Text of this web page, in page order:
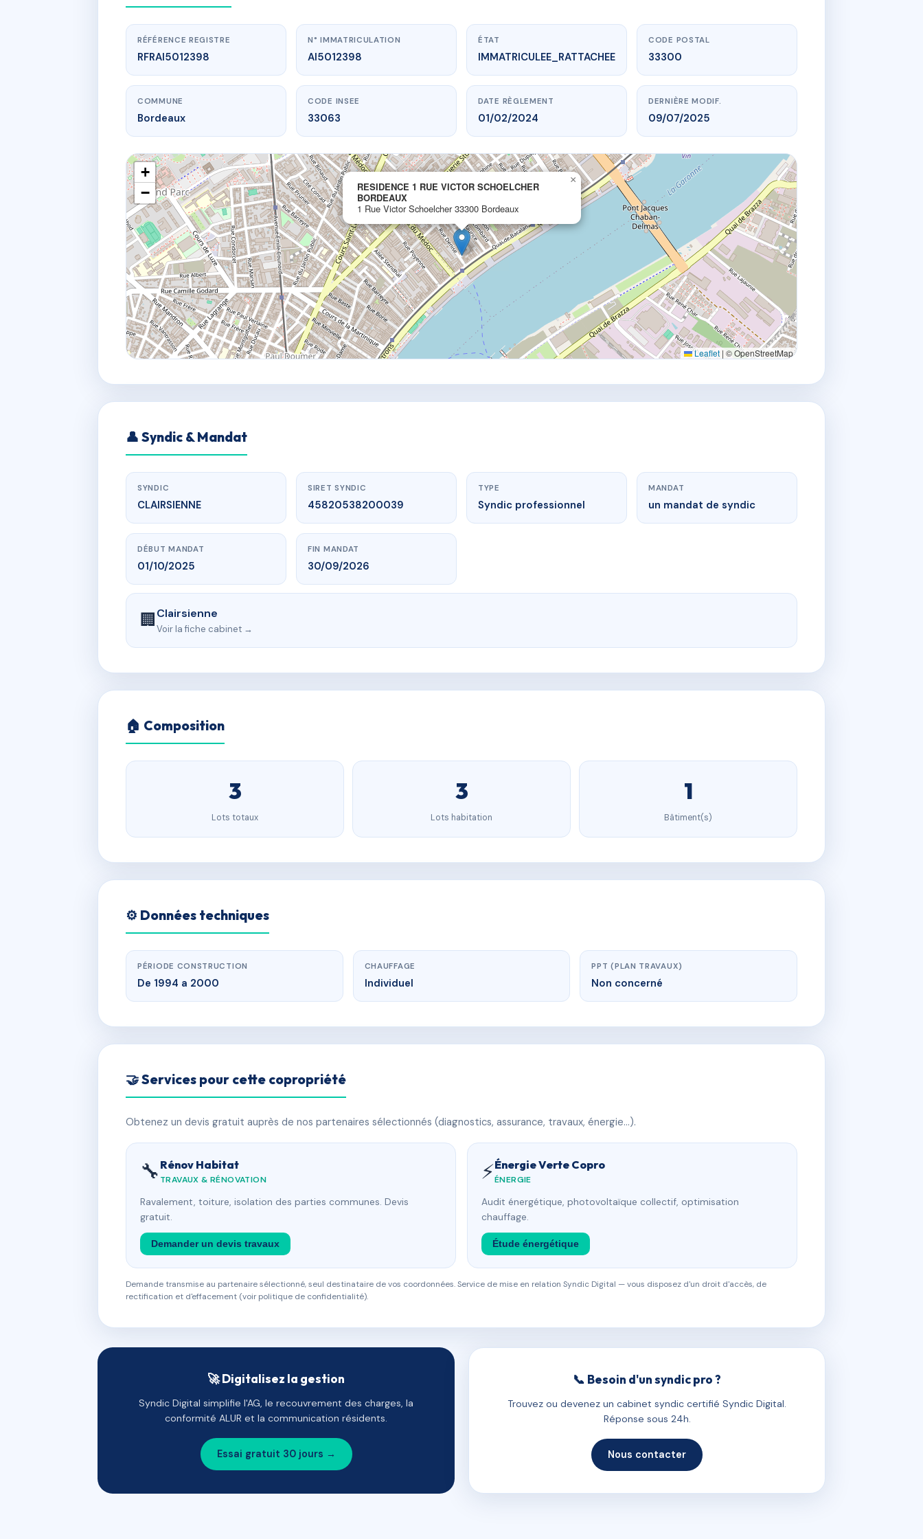
www.vme.plus/AI5012398
RESIDENCE 1 RUE VICTOR SCHOELCHER BORDEAUX
1 Rue Victor Schoelcher33300 Bordeaux
RÉFÉRENCE REGISTRE
RFRAI5012398
N° IMMATRICULATION
AI5012398
ÉTAT
IMMATRICULEE_RATTACHEE
CODE POSTAL
33300
COMMUNE
Bordeaux
CODE INSEE
33063
DATE RÈGLEMENT
01/02/2024
DERNIÈRE MODIF.
09/07/2025
RESIDENCE 1 RUE VICTOR SCHOELCHER
BORDEAUX
1 Rue Victor Schoelcher 33300 Bordeaux
×
+
−
Leaflet | © OpenStreetMap
👤 Syndic & Mandat
SYNDIC
CLAIRSIENNE
SIRET SYNDIC
45820538200039
TYPE
Syndic professionnel
MANDAT
un mandat de syndic
DÉBUT MANDAT
01/10/2025
FIN MANDAT
30/09/2026
🏢Clairsienne
Voir la fiche cabinet →
🏠 Composition
3
Lots totaux
3
Lots habitation
1
Bâtiment(s)
⚙️ Données techniques
PÉRIODE CONSTRUCTION
De 1994 a 2000
CHAUFFAGE
Individuel
PPT (PLAN TRAVAUX)
Non concerné
🤝 Services pour cette copropriété
Obtenez un devis gratuit auprès de nos partenaires sélectionnés (diagnostics, assurance, travaux, énergie…).
🔧 Rénov Habitat
TRAVAUX & RÉNOVATION
Ravalement, toiture, isolation des parties communes. Devis
gratuit.
Demander un devis travaux
⚡Énergie Verte Copro
ÉNERGIE
Audit énergétique, photovoltaïque collectif, optimisation
chauffage.
Étude énergétique
Demande transmise au partenaire sélectionné, seul destinataire de vos coordonnées. Service de mise en relation Syndic Digital — vous disposez d'un droit d'accès, de
rectification et d'effacement (voir politique de confidentialité).
🚀 Digitalisez la gestion
Syndic Digital simplifie l'AG, le recouvrement des charges, la
conformité ALUR et la communication résidents.
Essai gratuit 30 jours →
📞 Besoin d'un syndic pro ?
Trouvez ou devenez un cabinet syndic certifié Syndic Digital.
Réponse sous 24h.
Nous contacter